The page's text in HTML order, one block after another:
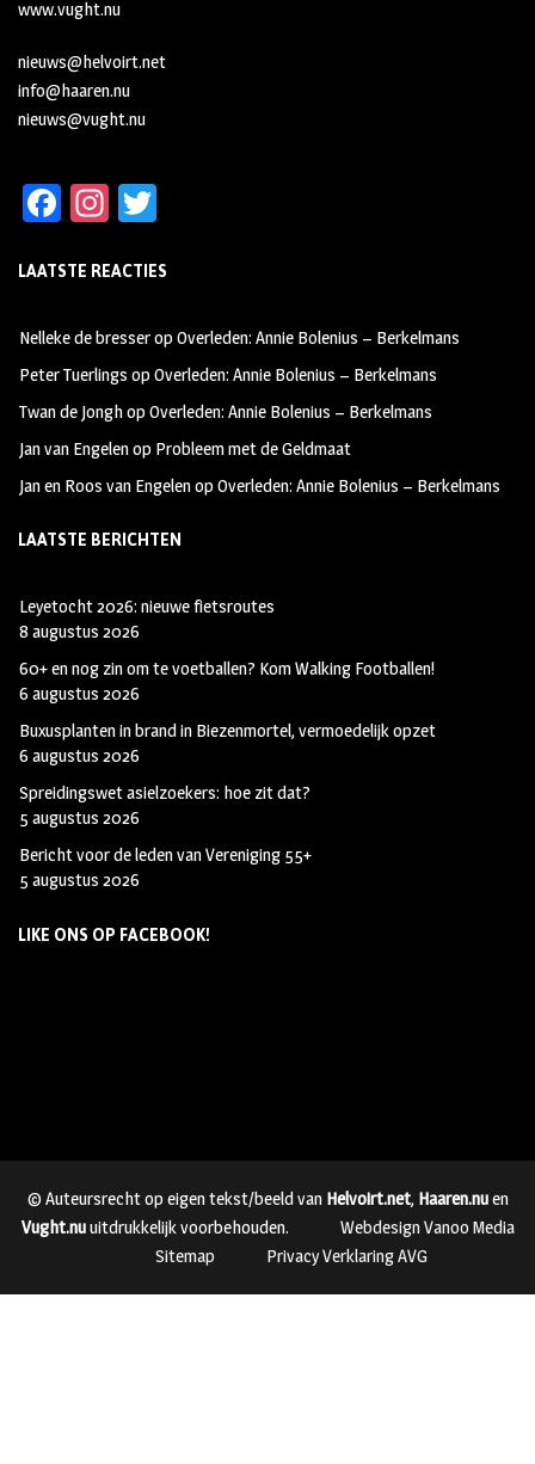
www.vught.nu
nieuws@helvoirt.net
info@haaren.nu
nieuws@vught.nu
Fa
b
oo
k
In
ag
m
tt
LAATSTE REACTIES
Nelleke de bresseropOverleden: Annie Bolenius – Berkelmans
Peter Tuerlings opOverleden: Annie Bolenius – Berkelmans
Twan de JonghopOverleden: Annie Bolenius – Berkelmans
Jan van Engelenop Probleem met de Geldmaat
Jan en Roos van EngelenopOverleden: Annie Bolenius – Berkelmans
LAATSTE BERICHTEN
Leyetocht 2026: nieuwe fietsroutes
8 augustus 2026
60+ en nog zin om te voetballen? Kom Walking Footballen!
6 augustus 2026
Buxusplanten in brand in Biezenmortel, vermoedelijk opzet
6 augustus 2026
Spreidingswet asielzoekers: hoe zit dat?
5 augustus 2026
Bericht voor de leden van Vereniging 55+
5 augustus 2026
LIKE ONS OP FACEBOOK!
© Auteursrecht op eigen tekst/beeld van Helvoirt.net, Haaren.nuen
Vught.nuuitdrukkelijk voorbehouden.
Webdesign Vanoo Media
Sitemap
Privacy Verklaring AVG